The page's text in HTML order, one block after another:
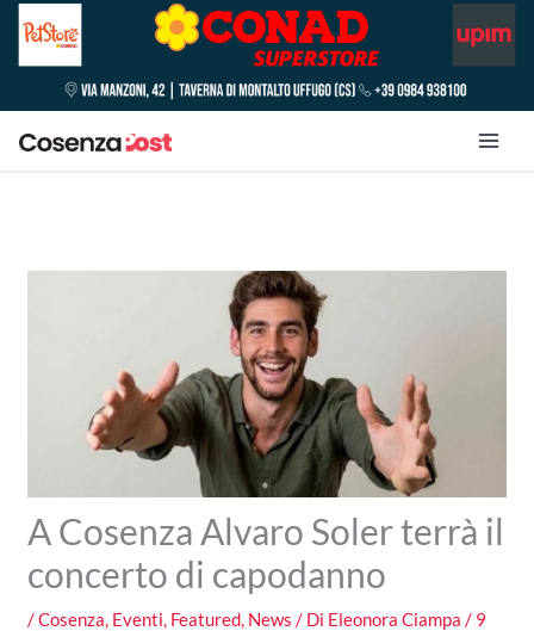
A Cosenza Alvaro Soler terrà il
concerto di capodanno
/Cosenza, Eventi, Featured, News / Di Eleonora Ciampa/ 9